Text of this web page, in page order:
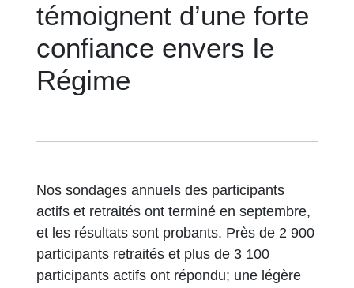
témoignent d’une forte
confiance envers le
Régime
Nos sondages annuels des participants
actifs et retraités ont terminé en septembre,
et les résultats sont probants. Près de 2 900
participants retraités et plus de 3 100
participants actifs ont répondu; une légère